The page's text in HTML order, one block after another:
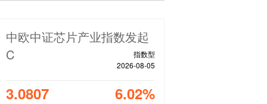
中欧中证芯片产业指数发起
C
指数型
2026-08-05
3.0807 6.02%